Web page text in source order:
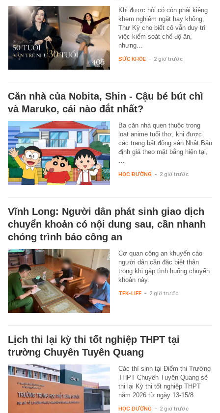
Khi được hỏi có còn phải kiêng
khem nghiêm ngặt hay không,
Thư Kỳ cho biết cô vẫn duy trì
việc kiểm soát chế độ ăn,
nhưng…
SỨC KHỎE - 2 giờ trước
Căn nhà của Nobita, Shin - Cậu bé bút chì
và Maruko, cái nào đắt nhất?
Ba căn nhà quen thuộc trong
loạt anime tuổi thơ, khi được
các trang bất động sản Nhật Bản
định giá theo mặt bằng hiện tại,
…
HỌC ĐƯỜNG - 2 giờ trước
Vĩnh Long: Người dân phát sinh giao dịch
chuyển khoản có nội dung sau, cần nhanh
chóng trình báo công an
Cơ quan công an khuyến cáo
người dân cần đặc biệt thận
trọng khi gặp tình huống chuyển
khoản này.
TEK-LIFE - 2 giờ trước
Lịch thi lại kỳ thi tốt nghiệp THPT tại
trường Chuyên Tuyên Quang
Các thí sinh tại Điểm thi Trường
THPT Chuyên Tuyên Quang sẽ
thi lại Kỳ thi tốt nghiệp THPT
năm 2026 từ ngày 13-15/8.
HỌC ĐƯỜNG - 2 giờ trước